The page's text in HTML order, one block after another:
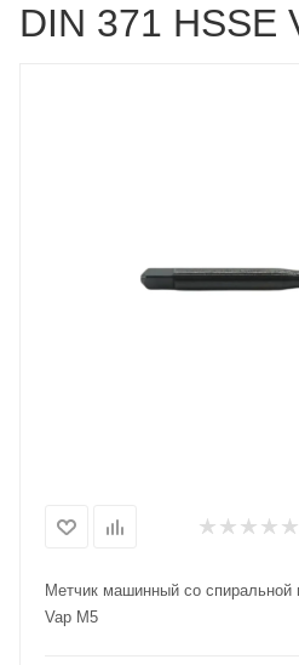
DIN 371 HSSE
Метчик машинный со спиральной
Vap M5